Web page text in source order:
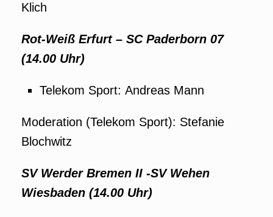
Klich
Rot-Weiß Erfurt – SC Paderborn 07
(14.00 Uhr)
Telekom Sport: Andreas Mann
Moderation (Telekom Sport): Stefanie
Blochwitz
SV Werder Bremen II -SV Wehen
Wiesbaden (14.00 Uhr)